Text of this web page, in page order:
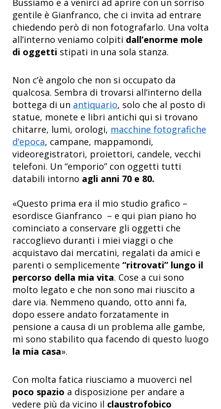
Bussiamo e a venirci ad aprire con un sorriso
gentile è Gianfranco, che ci invita ad entrare
chiedendo però di non fotografarlo. Una volta
all’interno veniamo colpiti dall’enorme mole
di oggetti stipati in una sola stanza.
Non c’è angolo che non si occupato da
qualcosa. Sembra di trovarsi all’interno della
bottega di un antiquario, solo che al posto di
statue, monete e libri antichi qui si trovano
chitarre, lumi, orologi, macchine fotografiche
d’epoca, campane, mappamondi,
videoregistratori, proiettori, candele, vecchi
telefoni. Un “emporio” con oggetti tutti
databili intorno agli anni 70 e 80.
«Questo prima era il mio studio grafico –
esordisce Gianfranco – e qui pian piano ho
cominciato a conservare gli oggetti che
raccoglievo duranti i miei viaggi o che
acquistavo dai mercatini, regalati da amici e
parenti o semplicemente “ritrovati” lungo il
percorso della mia vita. Cose a cui sono
molto legato e che non sono mai riuscito a
dare via. Nemmeno quando, otto anni fa,
dopo essere andato forzatamente in
pensione a causa di un problema alle gambe,
mi sono stabilito qua facendo di questo luogo
la mia casa».
Con molta fatica riusciamo a muoverci nel
poco spazio a disposizione per andare a
vedere più da vicino il claustrofobico